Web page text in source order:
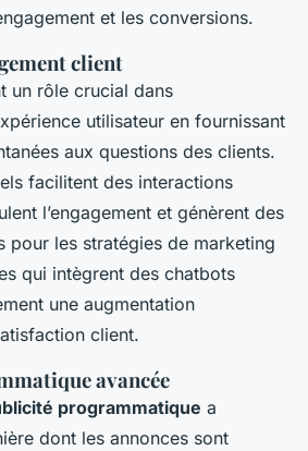
et les conversions.
client
un rôle crucial dans
utilisateur en fournissant
aux questions des clients.
facilitent des interactions
l’engagement et génèrent des
pour les stratégies de marketing
qui intègrent des chatbots
une augmentation
client.
avancée
programmatique a
dont les annonces sont